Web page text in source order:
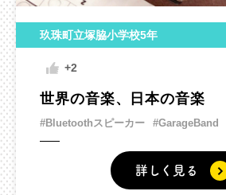
玖珠町立塚脇小学校5年
+2
世界の音楽、日本の音楽
#Bluetoothスピーカー #GarageBand
詳しく見る